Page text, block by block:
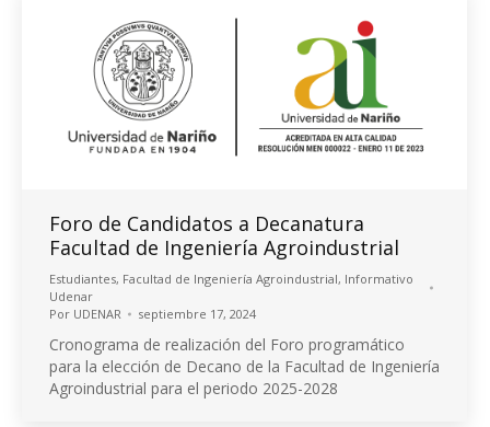
Foro de Candidatos a Decanatura
Facultad de Ingeniería Agroindustrial
Estudiantes, Facultad de Ingeniería Agroindustrial, Informativo
Udenar
Por UDENAR septiembre 17, 2024
Cronograma de realización del Foro programático
para la elección de Decano de la Facultad de Ingeniería
Agroindustrial para el periodo 2025-2028